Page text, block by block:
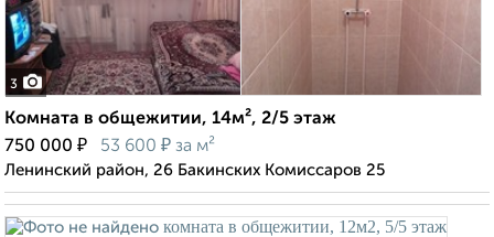
3
Комната в общежитии, 14м², 2/5 этаж
750 000 ₽ 53 600 ₽ за м²
Ленинский район, 26 Бакинских Комиссаров 25